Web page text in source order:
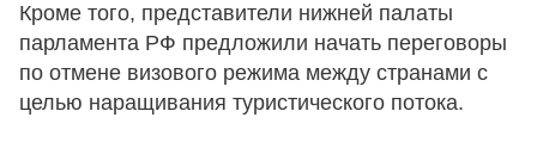
Кроме того, представители нижней палаты
парламента РФ предложили начать переговоры
по отмене визового режима между странами с
целью наращивания туристического потока.